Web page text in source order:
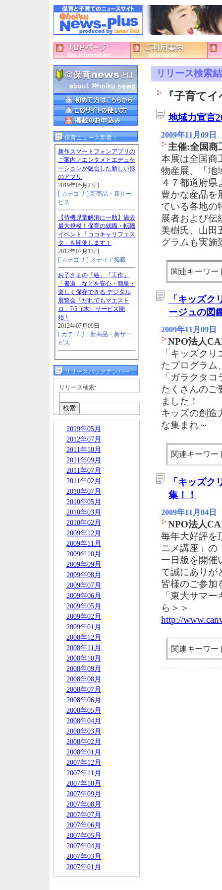
保育ニュース新着！
新作スマートフォンアプリの
ご案内／エンタメとエデュケ
ーションが融合した新しい形
のアプリ
2019年05月23日
[ カテゴリ ] 新商品・新サー
ビス
【待機児童解消に一助】過去
最大規模！保育の就職・転職
イベント「ココキャリフェス
タ」を開催します！
2012年07月13日
[ カテゴリ ] メディア掲載
お子さまの「絵」「工作」
「書道」などを安心・簡単・
楽しく保存できる デジタル
展覧会「だれでもマエスト
ロ」7/5（木）サービス開
始！
2012年07月09日
[ カテゴリ ] 新商品・新サー
ビス
リリースバックナンバー
リリース検索:
2019年05月
2012年07月
2011年10月
2011年09月
2011年07月
2011年02月
2010年07月
2010年05月
2010年03月
2010年02月
2009年12月
2009年11月
2009年10月
2009年09月
2009年08月
2009年07月
2009年06月
2009年05月
2009年02月
2009年01月
2008年12月
2008年11月
2008年10月
2008年09月
2008年08月
2008年07月
2008年06月
2008年05月
2008年04月
2008年03月
2008年02月
2008年01月
2007年12月
2007年11月
2007年10月
2007年09月
2007年08月
2007年07月
2007年06月
2007年05月
2007年04月
2007年03月
2007年01月
リリース検索
『子育て
地域力宣言
2009年11月09日
主催:全国商
本展は全国商
物産展、「地
４７都道府
豊かな産品を
ている各地の
展者および伝
美樹氏、山田
グラムも実施
関連キーワー
「キッズ
ージュの図
2009年11月09日
NPO法人
「キッズク
たプログラム
「ガラクタ
たくさんのご
ました！
キッズの創造
な集まれ～
関連キーワー
「キッズ
集！！
2009年11月04日
NPO法人
毎年大好評を
ニメ講座」の
一日版を開催
て誠にありが
皆様のご参加
「東大サマ
ら＞＞
http://
関連キーワー